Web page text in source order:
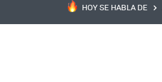
HOY SE HABLA DE